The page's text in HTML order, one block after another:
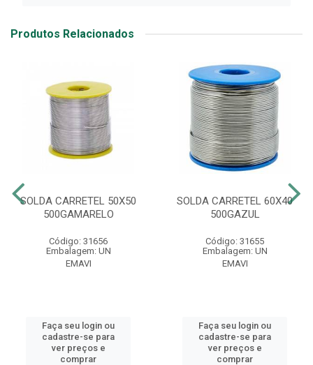
Produtos Relacionados
SOLDA CARRETEL 50X50
500GAMARELO
Código: 31656
Embalagem: UN
EMAVI
Faça seu login ou
cadastre-se para
ver preços e
comprar
SOLDA CARRETEL 60X40
500GAZUL
Código: 31655
Embalagem: UN
EMAVI
Faça seu login ou
cadastre-se para
ver preços e
comprar